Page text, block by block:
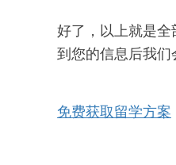
好了，以上就是
到您的信息后我们
免费获取留学方案